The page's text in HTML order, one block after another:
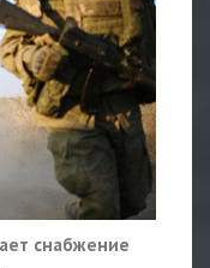
снабжение